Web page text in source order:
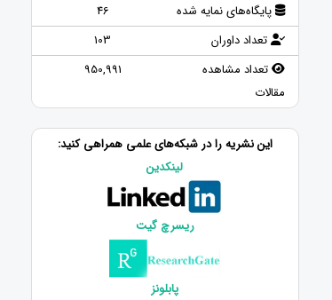
پایگاه‌های نمایه شده
46
تعداد داوران
103
تعداد مشاهده
مقالات
950,991
این نشریه را در شبکه‌های علمی همراهی کنید:
لینکدین
ریسرچ گیت
پابلونز